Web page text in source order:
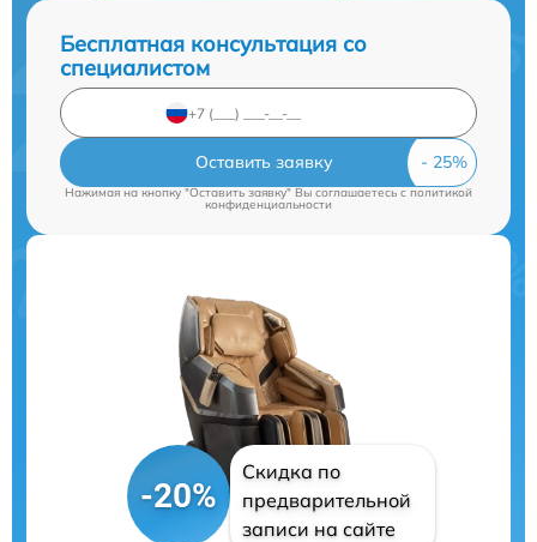
Бесплатная консультация со
специалистом
Оставить заявку
Нажимая на кнопку "Оставить заявку" Вы соглашаетесь cполитикой
конфиденциальности
-20%
Скидка по
предварительной
записи на сайте